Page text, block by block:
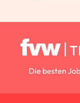
Die besten